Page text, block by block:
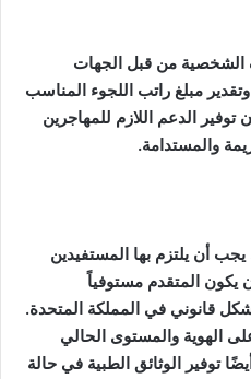
الشخصية من قبل الجهات
مبلغ راتب اللجوء المناسب
الدعم اللازم للمهاجرين
والمستدامة.
أن يلتزم بها المستفيدين
يكون المتقدم مستوفياً
قانوني في المملكة المتحدة.
الهوية والمستوى الحالي
توفير الوثائق الطبية في حالة